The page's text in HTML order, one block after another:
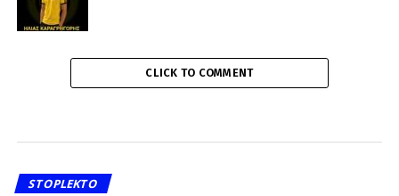
CLICK TO COMMENT
STOPLEKTO